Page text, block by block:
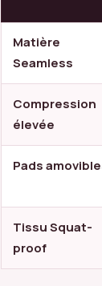
Matière
Seamless
Compression
élevée
Pads
Tissu Squat-
proof